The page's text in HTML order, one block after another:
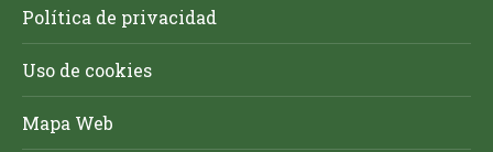
Política de privacidad
Uso de cookies
Mapa Web